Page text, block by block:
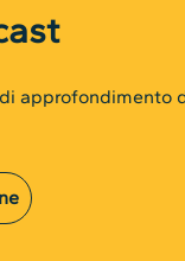
approfondimento